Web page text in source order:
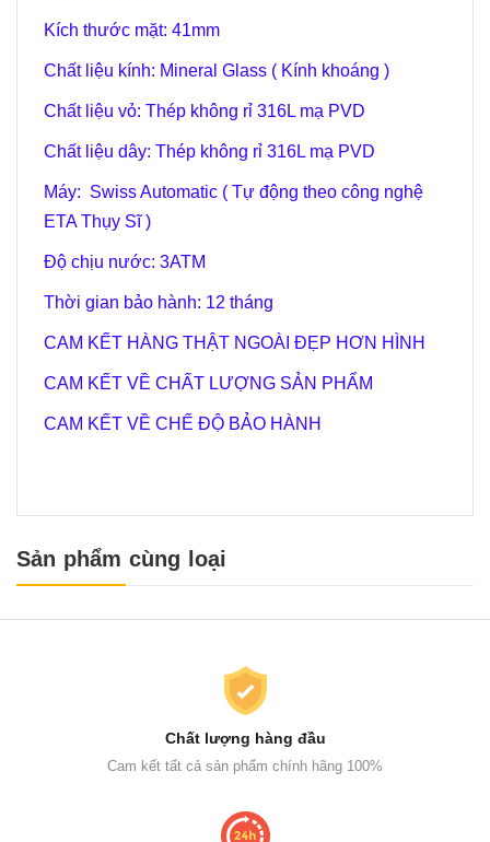
Kích thước mặt: 41mm
Chất liệu kính: Mineral Glass ( Kính khoáng )
Chất liệu vỏ: Thép không rỉ 316L mạ PVD
Chất liệu dây: Thép không rỉ 316L mạ PVD
Máy: Swiss Automatic ( Tự động theo công nghệ
ETA Thụy Sĩ )
Độ chịu nước: 3ATM
Thời gian bảo hành: 12 tháng
CAM KẾT HÀNG THẬT NGOÀI ĐẸP HƠN HÌNH
CAM KẾT VỀ CHẤT LƯỢNG SẢN PHẨM
CAM KẾT VỀ CHẾ ĐỘ BẢO HÀNH
Sản phẩm cùng loại
Chất lượng hàng đầu
Cam kết tất cả sản phẩm chính hãng 100%